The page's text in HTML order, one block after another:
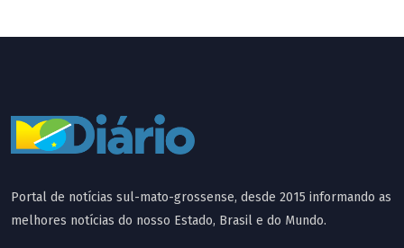
Portal de notícias sul-mato-grossense, desde 2015 informando as
melhores notícias do nosso Estado, Brasil e do Mundo.